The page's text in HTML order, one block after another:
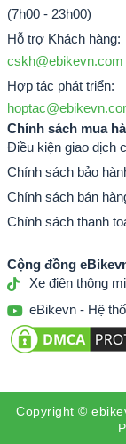
Phiên bản
Phiên bản” Cá
(7h00 - 23h00)
Hỗ trợ Khách hàng:
cskh@ebikevn.com
Hợp tác phát triển:
Chính sách mua
Điều kiện giao dịch
Chính sách bảo
Chính sách bán
Chính sách thanh
Cộng đồng
Xe điện thông
eBikevn - Hệ
Copyright ©